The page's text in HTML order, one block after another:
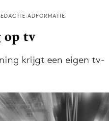
de app
via de Adformatie
ADFORMATIE
tv
krijgt een eigen tv-